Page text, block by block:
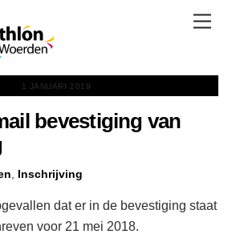
1 JANUARI 2019
bevestiging van
, Inschrijving
dat er in de bevestiging staat
voor 21 mei 2018.